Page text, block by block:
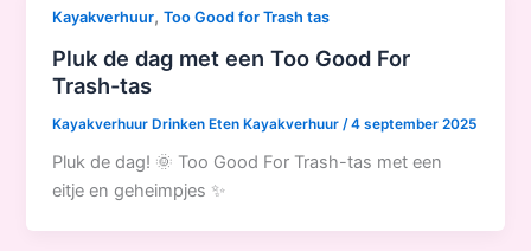
Kayakverhuur,Too Good for Trash tas
Pluk de dag met een Too Good For
Trash-tas
Kayakverhuur Drinken Eten Kayakverhuur /4 september 2025
Pluk de dag! 🌞 Too Good For Trash-tas met een
eitje en geheimpjes ✨